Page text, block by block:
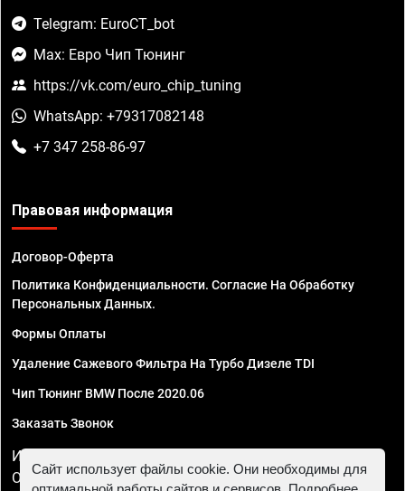
Telegram: EuroCT_bot
Max: Евро Чип Тюнинг
https://vk.com/euro_chip_tuning
WhatsApp: +79317082148
+7 347 258-86-97
Правовая информация
Договор-Оферта
Политика Конфиденциальности. Согласие На Обработку
Персональных Данных.
Формы Оплаты
Удаление Сажевого Фильтра На Турбо Дизеле TDI
Чип Тюнинг BMW После 2020.06
Заказать Звонок
ИП Смирнов Георгий Павлович. ИНН 781302555843,
ОГРНИП 324470400032610
Сайт использует файлы cookie. Они необходимы для